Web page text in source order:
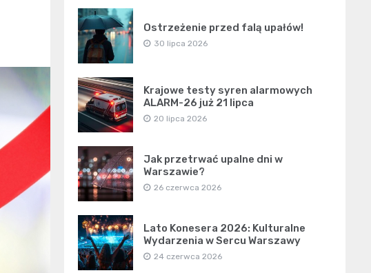
Ostrzeżenie przed falą upałów!
30 lipca 2026
Krajowe testy syren alarmowych
ALARM-26 już 21 lipca
20 lipca 2026
Jak przetrwać upalne dni w
Warszawie?
26 czerwca 2026
Lato Konesera 2026: Kulturalne
Wydarzenia w Sercu Warszawy
24 czerwca 2026